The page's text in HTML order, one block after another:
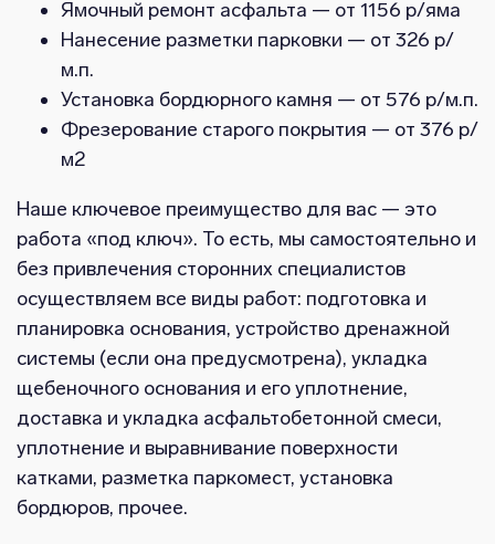
Ямочный ремонт асфальта — от 1156 р/яма
Нанесение разметки парковки — от 326 р/
м.п.
Установка бордюрного камня — от 576 р/м.п.
Фрезерование старого покрытия — от 376 р/
м2
Наше ключевое преимущество для вас — это
работа «под ключ». То есть, мы самостоятельно и
без привлечения сторонних специалистов
осуществляем все виды работ: подготовка и
планировка основания, устройство дренажной
системы (если она предусмотрена), укладка
щебеночного основания и его уплотнение,
доставка и укладка асфальтобетонной смеси,
уплотнение и выравнивание поверхности
катками, разметка паркомест, установка
бордюров, прочее.